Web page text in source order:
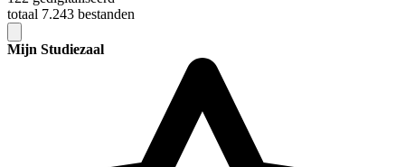
totaal 7.243 bestanden
Mijn Studiezaal